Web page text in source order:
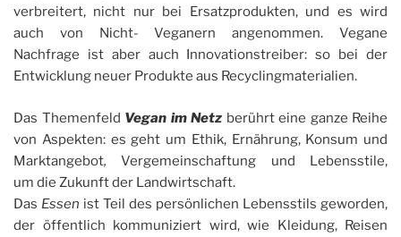
verbreitert, nicht nur bei Ersatzprodukten, und es wird
auch von Nicht- Veganern angenommen. Vegane
Nachfrage ist aber auch Innovationstreiber: so bei der
Entwicklung neuer Produkte aus Recyclingmaterialien.
Das Themenfeld Vegan im Netz berührt eine ganze Reihe
von Aspekten: es geht um Ethik, Ernährung, Konsum und
Marktangebot,Vergemeinschaftung und Lebensstile,
um die Zukunft der Landwirtschaft.
Das Essen ist Teil des persönlichen Lebensstils geworden,
der öffentlich kommuniziert wird, wie Kleidung, Reisen